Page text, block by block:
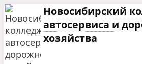
Новосибирский
автосервиса и
хозяйства